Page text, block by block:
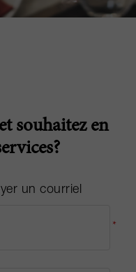
souhaitez en
un courriel
*